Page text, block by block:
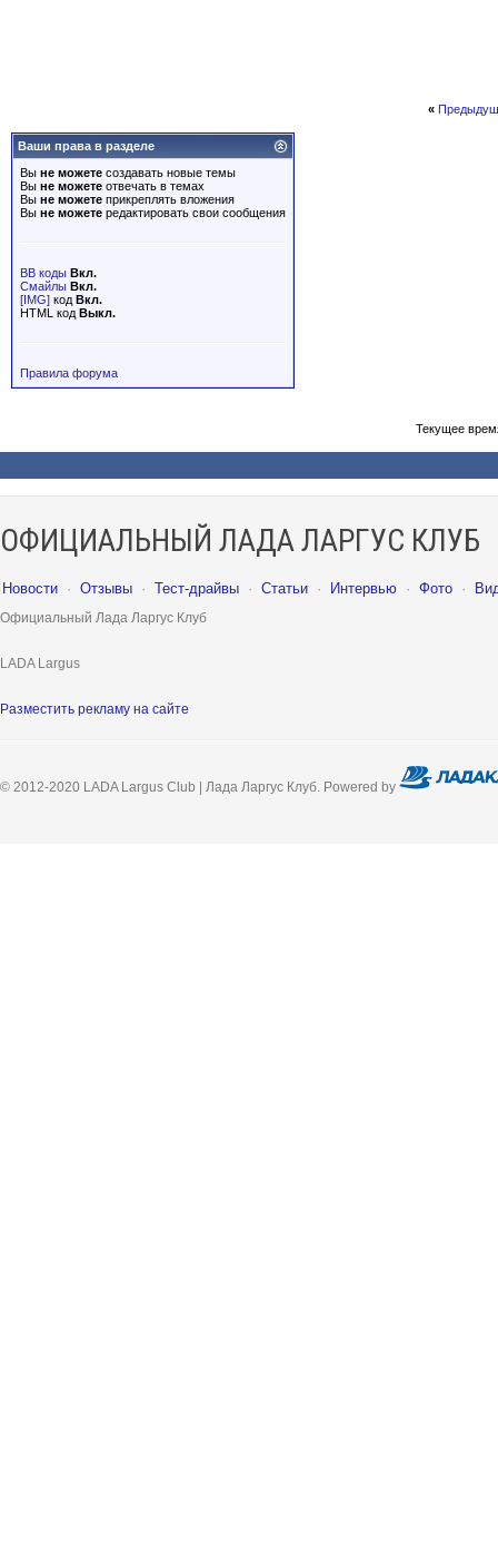
«
Ваши права в разделе
Вы не можете создавать новые темы
Вы не можете отвечать в темах
Вы не можете прикреплять вложения
Вы не можете редактировать свои сообщения
BB коды Вкл.
Смайлы Вкл.
[IMG] код Вкл.
HTML код Выкл.
Правила форума
Текущее
ОФИЦИАЛЬНЫЙ ЛАДА ЛАРГУС КЛУБ
Новости · Отзывы · Тест-драйвы · Статьи · Интервью · Фото ·
Официальный Лада Ларгус Клуб
LADA Largus
Разместить рекламу на сайте
© 2012-2020 LADA Largus Club | Лада Ларгус Клуб. Powered by